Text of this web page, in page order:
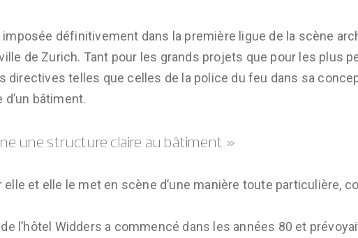
définitivement dans la première ligue de la scène
de Zurich. Tant pour les grands projets que pour les plus
directives telles que celles de la police du feu dans sa
bâtiment.
une structure claire au bâtiment »
et elle le met en scène d’une manière toute particulière,
l’hôtel Widders a commencé dans les années 80 et